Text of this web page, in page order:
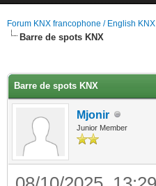
Forum KNX francophone / English
Barre de spots KNX
Barre de spots KNX
Mjonir
Junior Member